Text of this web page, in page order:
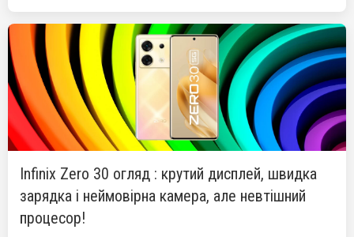
Infinix Zero 30 огляд : крутий дисплей, швидка
зарядка і неймовірна камера, але невтішний
процесор!